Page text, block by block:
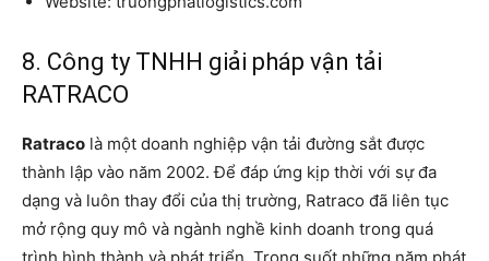
8. Công ty TNHH giải pháp vận tải
RATRACO
Ratraco là một doanh nghiệp vận tải đường sắt được
thành lập vào năm 2002. Để đáp ứng kịp thời với sự đa
dạng và luôn thay đổi của thị trường, Ratraco đã liên tục
mở rộng quy mô và ngành nghề kinh doanh trong quá
trình hình thành và phát triển. Trong suốt những năm phát